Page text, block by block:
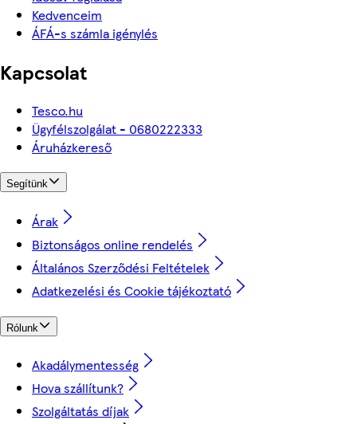
Kedvenceim
ÁFÁ-s számla igénylés
Kapcsolat
Tesco.hu
Ügyfélszolgálat - 0680222333
Áruházkereső
Segítünk
Árak
Biztonságos online rendelés
Általános Szerződési Feltételek
Adatkezelési és Cookie tájékoztató
Rólunk
Akadálymentesség
Hova szállítunk?
Szolgáltatás díjak